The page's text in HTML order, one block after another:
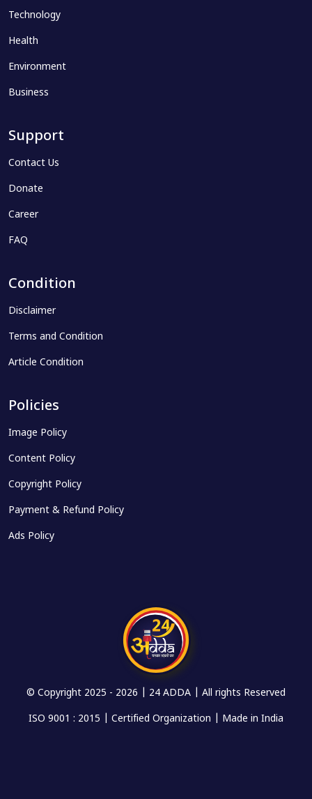
Technology
Health
Environment
Business
Support
Contact Us
Donate
Career
FAQ
Condition
Disclaimer
Terms and Condition
Article Condition
Policies
Image Policy
Content Policy
Copyright Policy
Payment & Refund Policy
Ads Policy
© Copyright 2025 - 2026 | 24 ADDA | All rights Reserved
ISO 9001 : 2015 | Certified Organization | Made in India